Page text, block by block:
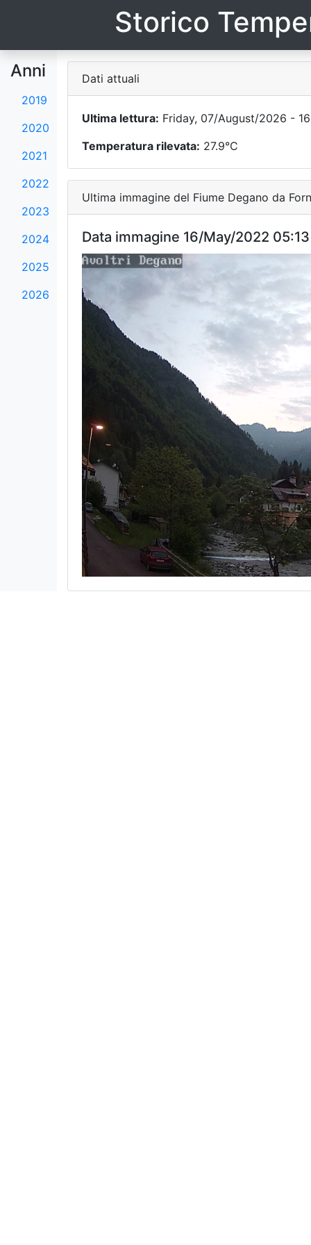
Storico
Anni
2019
2020
2021
2022
2023
2024
2025
2026
Dati attuali
Ultima lettura: Friday, 07/August/2026 -
Temperatura rilevata: 27.9°C
Ultima immagine del Fiume Degano da
Data immagine 16/May/2022 05:13